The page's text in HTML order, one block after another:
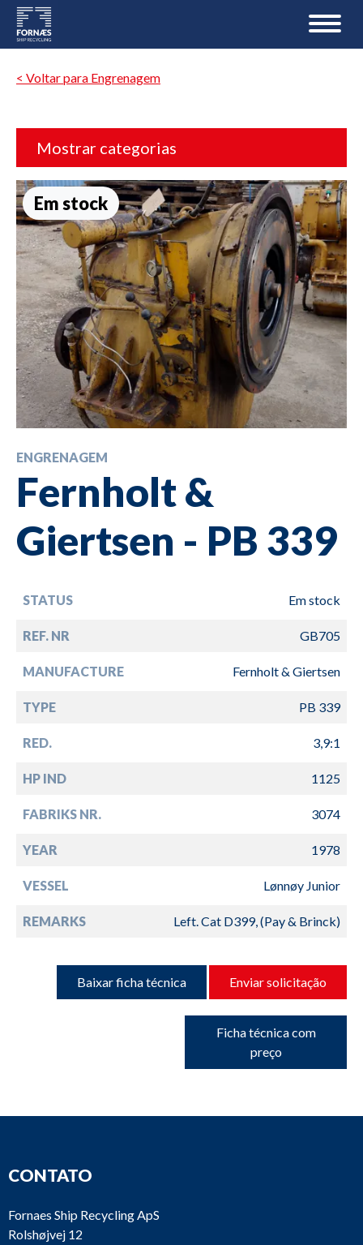
< Voltar para Engrenagem
Mostrar categorias
Em stock
ENGRENAGEM
Fernholt &
Giertsen - PB 339
STATUS Em stock
REF. NR GB705
MANUFACTURE Fernholt & Giertsen
TYPE PB 339
RED. 3,9:1
HP IND 1125
FABRIKS NR. 3074
YEAR 1978
VESSEL Lønnøy Junior
REMARKS Left. Cat D399, (Pay & Brinck)
Baixar ficha técnica Enviar solicitação
Ficha técnica com
preço
CONTATO
Fornaes Ship Recycling ApS
Rolshøjvej 12